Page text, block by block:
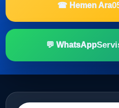
☎ Hemen Ara
💬 WhatsApp